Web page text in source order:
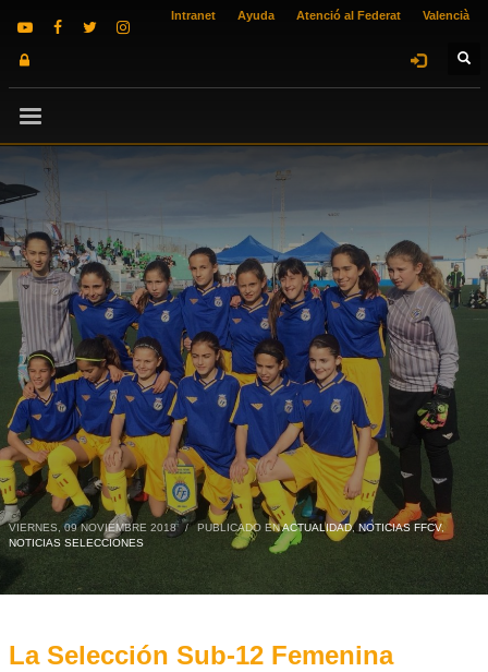
Intranet Ayuda Atenció al Federat Valencià
VIERNES, 09 NOVIEMBRE 2018 / PUBLICADO ENACTUALIDAD, NOTICIAS FFCV,
NOTICIAS SELECCIONES
La Selección Sub-12 Femenina